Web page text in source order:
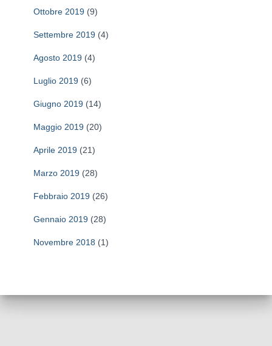
Ottobre 2019 (9)
Settembre 2019 (4)
Agosto 2019 (4)
Luglio 2019 (6)
Giugno 2019 (14)
Maggio 2019 (20)
Aprile 2019 (21)
Marzo 2019 (28)
Febbraio 2019 (26)
Gennaio 2019 (28)
Novembre 2018 (1)